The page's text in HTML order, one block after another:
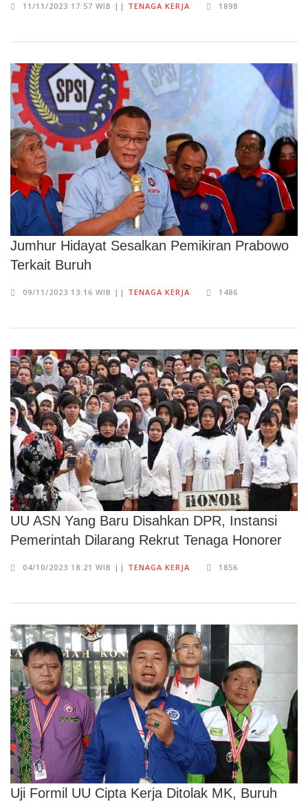
11/11/2023 17:57 WIB || TENAGA KERJA 1898
Jumhur Hidayat Sesalkan Pemikiran Prabowo
Terkait Buruh
09/11/2023 13:16 WIB || TENAGA KERJA 1486
UU ASN Yang Baru Disahkan DPR, Instansi
Pemerintah Dilarang Rekrut Tenaga Honorer
04/10/2023 18:21 WIB || TENAGA KERJA 1856
Uji Formil UU Cipta Kerja Ditolak MK, Buruh